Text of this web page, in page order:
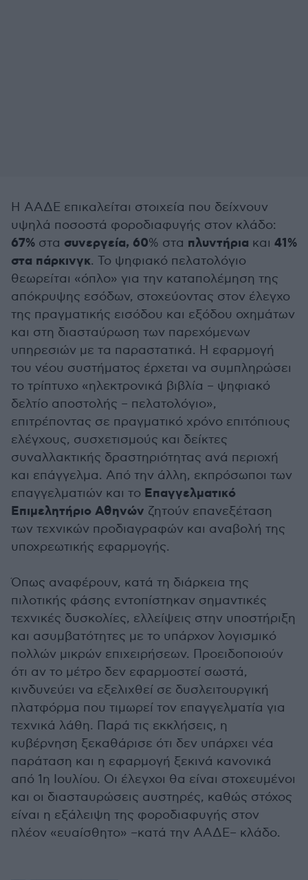
Η ΑΑΔΕ επικαλείται στοιχεία που δείχνουν
υψηλά ποσοστά φοροδιαφυγής στον κλάδο:
67% στα συνεργεία, 60% στα πλυντήρια και 41%
στα πάρκινγκ. Το ψηφιακό πελατολόγιο
θεωρείται «όπλο» για την καταπολέμηση της
απόκρυψης εσόδων, στοχεύοντας στον έλεγχο
της πραγματικής εισόδου και εξόδου οχημάτων
και στη διασταύρωση των παρεχόμενων
υπηρεσιών με τα παραστατικά. Η εφαρμογή
του νέου συστήματος έρχεται να συμπληρώσει
το τρίπτυχο «ηλεκτρονικά βιβλία – ψηφιακό
δελτίο αποστολής – πελατολόγιο»,
επιτρέποντας σε πραγματικό χρόνο επιτόπιους
ελέγχους, συσχετισμούς και δείκτες
συναλλακτικής δραστηριότητας ανά περιοχή
και επάγγελμα. Από την άλλη, εκπρόσωποι των
επαγγελματιών και το Επαγγελματικό
Επιμελητήριο Αθηνών ζητούν επανεξέταση
των τεχνικών προδιαγραφών και αναβολή της
υποχρεωτικής εφαρμογής.
Όπως αναφέρουν, κατά τη διάρκεια της
πιλοτικής φάσης εντοπίστηκαν σημαντικές
τεχνικές δυσκολίες, ελλείψεις στην υποστήριξη
και ασυμβατότητες με το υπάρχον λογισμικό
πολλών μικρών επιχειρήσεων. Προειδοποιούν
ότι αν το μέτρο δεν εφαρμοστεί σωστά,
κινδυνεύει να εξελιχθεί σε δυσλειτουργική
πλατφόρμα που τιμωρεί τον επαγγελματία για
τεχνικά λάθη. Παρά τις εκκλήσεις, η
κυβέρνηση ξεκαθάρισε ότι δεν υπάρχει νέα
παράταση και η εφαρμογή ξεκινά κανονικά
από 1η Ιουλίου. Οι έλεγχοι θα είναι στοχευμένοι
και οι διασταυρώσεις αυστηρές, καθώς στόχος
είναι η εξάλειψη της φοροδιαφυγής στον
πλέον «ευαίσθητο» –κατά την ΑΑΔΕ– κλάδο.